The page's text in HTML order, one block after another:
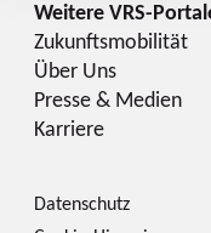
Zukunftsmobilität
Über Uns
Presse & Medien
Karriere
Datenschutz